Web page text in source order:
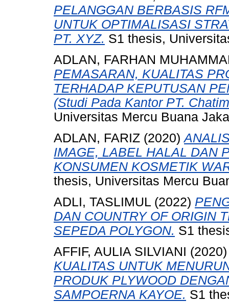
PELANGGAN BERBASIS
UNTUK OPTIMALISASI
PT. XYZ. S1 thesis,
ADLAN, FARHAN
PEMASARAN, KUALITAS
TERHADAP KEPUTUSAN
(Studi Pada Kantor PT.
Universitas Mercu Buana
ADLAN, FARIZ (2020)
IMAGE, LABEL HALAL DAN
KONSUMEN KOSMETIK
thesis, Universitas Mercu
ADLI, TASLIMUL (2022)
DAN COUNTRY OF ORIGIN
SEPEDA POLYGON. S1
AFFIF, AULIA SILVIANI
KUALITAS UNTUK
PRODUK PLYWOOD
SAMPOERNA KAYOE. S1